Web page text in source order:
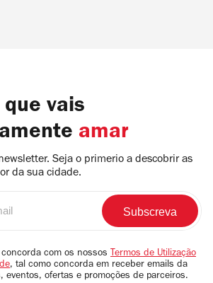
vais
amar
Seja o primerio a descobrir as
da sua cidade.
com os nossos Termos de Utilização
, tal como concorda em receber emails da
eventos, ofertas e promoções de parceiros.